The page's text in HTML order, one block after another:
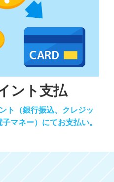
ント支払
ト（銀行振込、クレジッ
マネー）にてお支払い。